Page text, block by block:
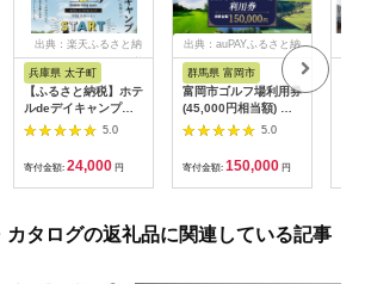
出典：楽天ふるさと納
税
兵庫県 太子町
【ふるさと納税】ホテ
ルdeデイキャンプ体
験チケット
【1364991】
5.0
寄付金額: 24,000 円
出典：auPAYふるさと納
群馬県 富岡市
富岡市ゴルフ場利用券
(45,000円相当額) ゴ
ルフ チケット 平日 土
日 祝日 プレー券 関東
群馬県 首都圏 F20E-
382
5.0
寄付金額: 150,000 円
カタログの返礼品に関連している記事